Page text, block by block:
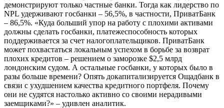
демонстрируют только частные банки. Тогда как лидерство по
NPL удерживают госбанки – 56,5%, в частности, ПриватБанк
– 86,5%. «Куда больший упор на работу с плохими активами
должны сделать госбанки, платежеспособность которых
поддерживается за счет налогоплательщиков. ПриватБанк
может похвастаться локальным успехом в борьбе за возврат
плохих кредитов – решением о заморозке $2,5 млрд
лондонским судом. А остальные госбанки, у которых было в
разы больше времени? Опять докапитализируется Ощадбанк в
связи с ухудшением качества кредитного портфеля. Почему
они не судятся настолько активно со своими нерадивыми
заемщиками?» – удивлен аналитик.